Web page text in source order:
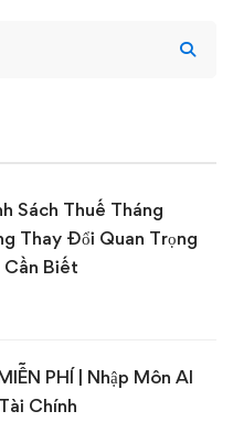
Sách Thuế Tháng
Thay Đổi Quan Trọng
Cần Biết
PHÍ | Nhập Môn AI
Chính